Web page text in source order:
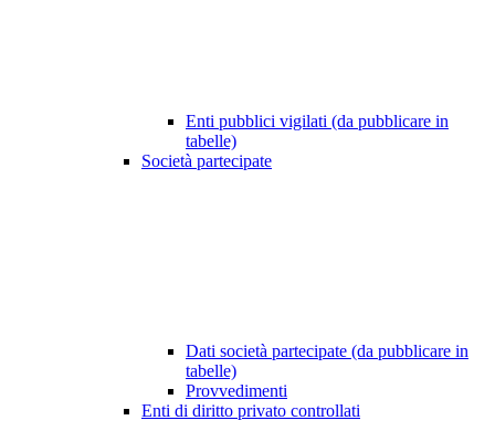
Enti pubblici vigilati (da pubblicare in
tabelle)
Società partecipate
Dati società partecipate (da pubblicare in
tabelle)
Provvedimenti
Enti di diritto privato controllati